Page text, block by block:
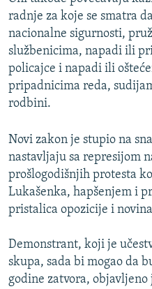
radnje za koje se smatra
nacionalne sigurnosti,
službenicima, napadi ili
policajce i napadi ili
pripadnicima reda,
rodbini.
Novi zakon je stupio na
nastavljaju sa represijom
prošlogodišnjih protesta
Lukašenka, hapšenjem i
pristalica opozicije i
Demonstrant, koji je
skupa, sada bi mogao da
godine zatvora, objavljeno